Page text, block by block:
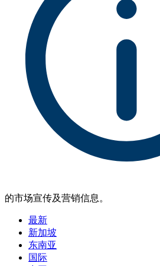
的市场宣传及营销信息。
最新
新加坡
东南亚
国际